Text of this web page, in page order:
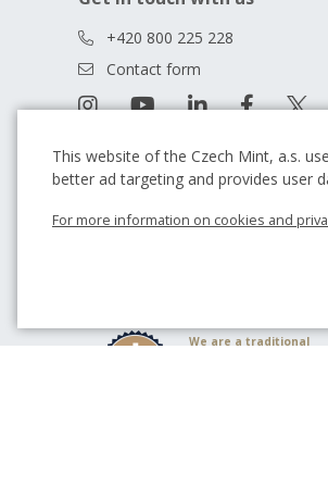
+420 800 225 228
Contact form
We are a traditional
This website of the Czech Mint, a.s.
better ad targeting and provides user
For more information on cookies and